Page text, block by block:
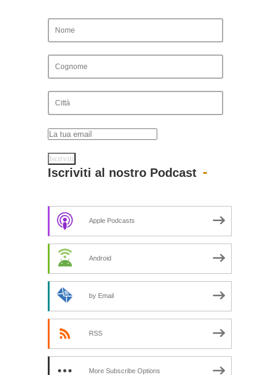
Iscriviti al nostro Podcast
Apple Podcasts
Android
by Email
RSS
More Subscribe Options